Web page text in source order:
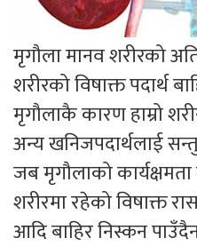
मृगौला मानव शरीरको
शरीरको विषाक्त पदार्थ
मृगौलाकै कारण हाम्रो
अन्य खनिजपदार्थलाई
जब मृगौलाको
शरीरमा रहेको विषाक्त
आदि बाहिर निस्कन